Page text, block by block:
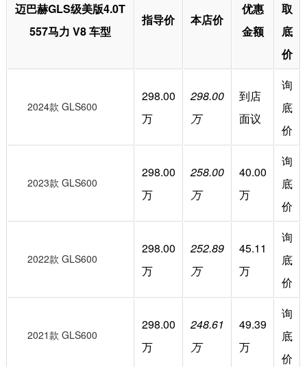
迈巴赫GLS级美版4.0T
557马力 V8 车型
指导价 本店价
优惠
金额
取
底
价
2024款 GLS600
298.00
万
298.00
万
到店
面议
询
底
价
2023款 GLS600
298.00
万
258.00
万
40.00
万
询
底
价
2022款 GLS600
298.00
万
252.89
万
45.11
万
询
底
价
2021款 GLS600
298.00
万
248.61
万
49.39
万
询
底
价